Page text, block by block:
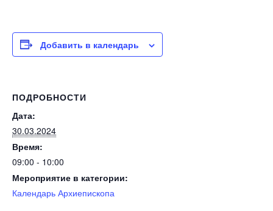
Добавить в календарь
ПОДРОБНОСТИ
Дата:
30.03.2024
Время:
09:00 - 10:00
Мероприятие в категории:
Календарь Архиепископа